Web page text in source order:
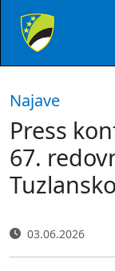
Najave
Press
67.
03.06.2026